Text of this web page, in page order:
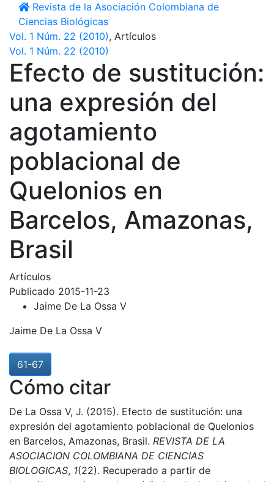
Revista de la Asociación Colombiana de
Ciencias Biológicas
Vol. 1 Núm. 22 (2010), Artículos
Vol. 1 Núm. 22 (2010)
Efecto de sustitución:
una expresión del
agotamiento
poblacional de
Quelonios en
Barcelos, Amazonas,
Brasil
Artículos
Publicado 2015-11-23
Jaime De La Ossa V
Jaime De La Ossa V
61-67
Cómo citar
De La Ossa V, J. (2015). Efecto de sustitución: una
expresión del agotamiento poblacional de Quelonios
en Barcelos, Amazonas, Brasil. REVISTA DE LA
ASOCIACION COLOMBIANA DE CIENCIAS
BIOLOGICAS, 1(22). Recuperado a partir de